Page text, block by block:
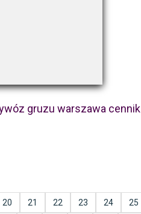
gruzu warszawa cennik
20 21 22 23 24 25